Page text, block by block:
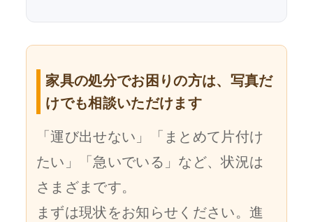
家具の処分でお困りの方は、写真だ
けでも相談いただけます
「運び出せない」「まとめて片付け
たい」「急いでいる」など、状況は
さまざまです。
まずは現状をお知らせください。進